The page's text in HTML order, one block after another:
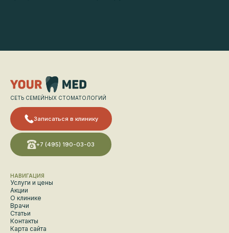
СЕТЬ СЕМЕЙНЫХ СТОМАТОЛОГИЙ
НАВИГАЦИЯ
Услуги и цены
Акции
О клинике
Врачи
Статьи
Контакты
Карта сайта
+7 (495) 190-03-03
Записаться в клинику